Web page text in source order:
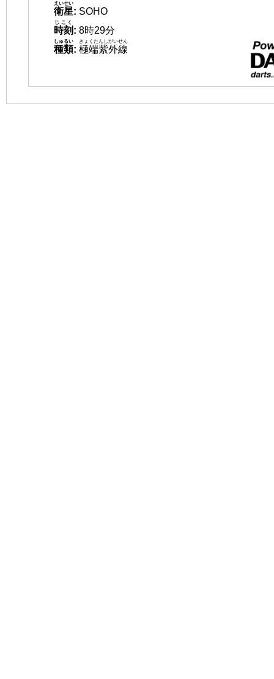
衛星
えいせい
: SOHO
時刻
じこく
: 8時29分
種類
しゅるい
: 極端紫外線
きょくたんしがいせん